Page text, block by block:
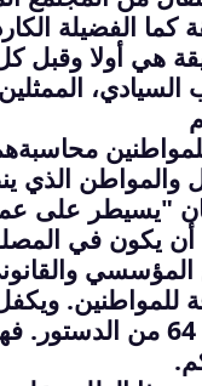
كما الفضيلة
هي أولا وقبل
محاسبةهم بموجب
والمواطن الذي
على عمل الحكومة"
يكون في
المؤسسي
للمواطنين.
.